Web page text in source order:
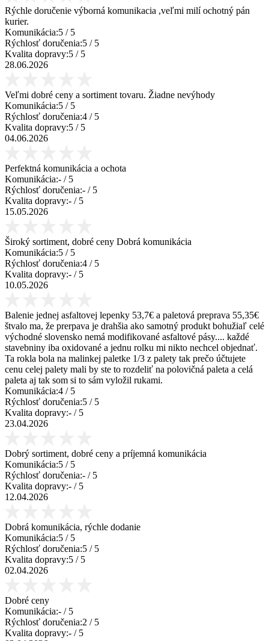
Rýchle doručenie výborná komunikacia ,veľmi milí ochotný pán
kurier.
Komunikácia:5 / 5
Rýchlosť doručenia:5 / 5
Kvalita dopravy:5 / 5
28.06.2026
Veľmi dobré ceny a sortiment tovaru. Žiadne nevýhody
Komunikácia:5 / 5
Rýchlosť doručenia:4 / 5
Kvalita dopravy:5 / 5
04.06.2026
Perfektná komunikácia a ochota
Komunikácia:- / 5
Rýchlosť doručenia:- / 5
Kvalita dopravy:- / 5
15.05.2026
Široký sortiment, dobré ceny Dobrá komunikácia
Komunikácia:5 / 5
Rýchlosť doručenia:4 / 5
Kvalita dopravy:- / 5
10.05.2026
Balenie jednej asfaltovej lepenky 53,7€ a paletová preprava 55,35€
štvalo ma, že prerpava je drahšia ako samotný produkt bohužiaľ celé
východné slovensko nemá modifikované asfaltové pásy.... každé
stavebniny iba oxidované a jednu rolku mi nikto nechcel objednať.
Ta rokla bola na malinkej paletke 1/3 z palety tak prečo účtujete
cenu celej palety mali by ste to rozdeliť na polovičná paleta a celá
paleta aj tak som si to sám vyložil rukami.
Komunikácia:4 / 5
Rýchlosť doručenia:5 / 5
Kvalita dopravy:- / 5
23.04.2026
Dobrý sortiment, dobré ceny a príjemná komunikácia
Komunikácia:5 / 5
Rýchlosť doručenia:- / 5
Kvalita dopravy:- / 5
12.04.2026
Dobrá komunikácia, rýchle dodanie
Komunikácia:5 / 5
Rýchlosť doručenia:5 / 5
Kvalita dopravy:5 / 5
02.04.2026
Dobré ceny
Komunikácia:- / 5
Rýchlosť doručenia:2 / 5
Kvalita dopravy:- / 5